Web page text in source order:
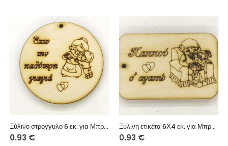
Ξύλινο στρόγγυλο 6 εκ. για Μπρελόκ (Έχω την καλύτερη γιαγιά αγόρι)
0.93 €
Ξύλινη ετικέτα 6Χ4 εκ. για Μπρελόκ (Παππού σ’ αγαπώ κορίτσι)
0.93 €